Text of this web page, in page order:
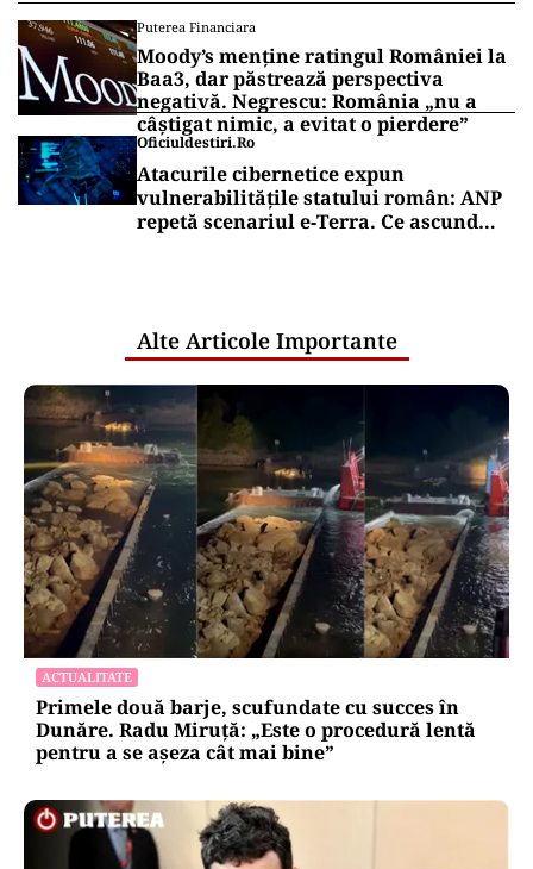
Puterea Financiara
Moody’s menține ratingul României la
Baa3, dar păstrează perspectiva
negativă. Negrescu: România „nu a
câștigat nimic, a evitat o pierdere”
Oficiuldestiri.ro
Atacurile cibernetice expun
vulnerabilitățile statului român: ANP
repetă scenariul e‑Terra. Ce ascund
Alte Articole Importante
ACTUALITATE
Primele două barje, scufundate cu succes în
Dunăre. Radu Miruță: „Este o procedură lentă
pentru a se așeza cât mai bine”